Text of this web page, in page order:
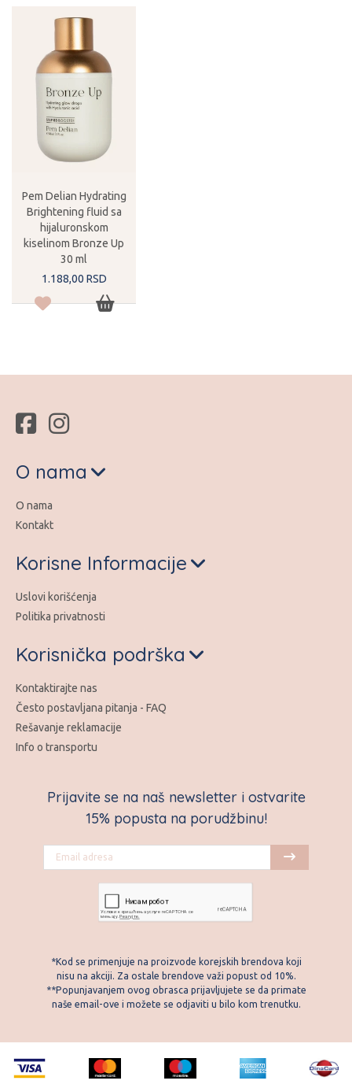
Pem Delian Hydrating
Brightening fluid sa
hijaluronskom
kiselinom Bronze Up
30 ml
1.188,00 RSD
Prijavite se na naš newsletter i ostvarite
15% popusta na porudžbinu!
*Kod se primenjuje na proizvode korejskih brendova koji
nisu na akciji. Za ostale brendove važi popust od 10%.
**Popunjavanjem ovog obrasca prijavljujete se da primate
naše email-ove i možete se odjaviti u bilo kom trenutku.
O nama
O nama
Kontakt
Korisne Informacije
Uslovi korišćenja
Politika privatnosti
Korisnička podrška
Kontaktirajte nas
Često postavljana pitanja - FAQ
Rešavanje reklamacije
Info o transportu